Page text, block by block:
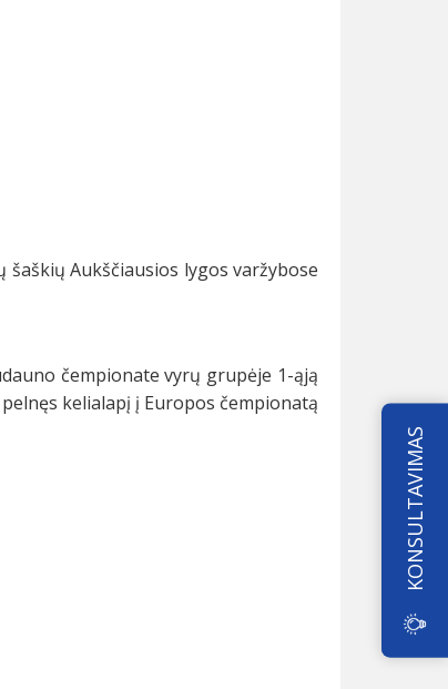
šaškių Aukščiausios lygos varžybose
čempionate vyrų grupėje 1-ąją
kelialapį į Europos čempionatą
KONSULTAVIMAS